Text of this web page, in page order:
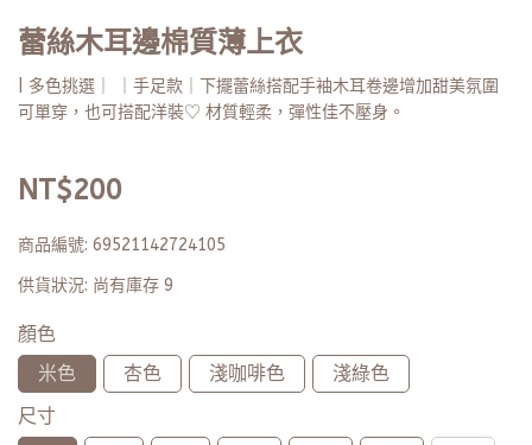
蕾絲木耳邊棉質薄上衣
| 多色挑選｜ ｜手足款｜下擺蕾絲搭配手袖木耳卷邊增加甜美氛圍
可單穿，也可搭配洋裝♡ 材質輕柔，彈性佳不壓身。
NT$200
商品編號: 69521142724105
供貨狀況: 尚有庫存 9
顏色
米色
杏色 淺咖啡色
淺綠色
尺寸